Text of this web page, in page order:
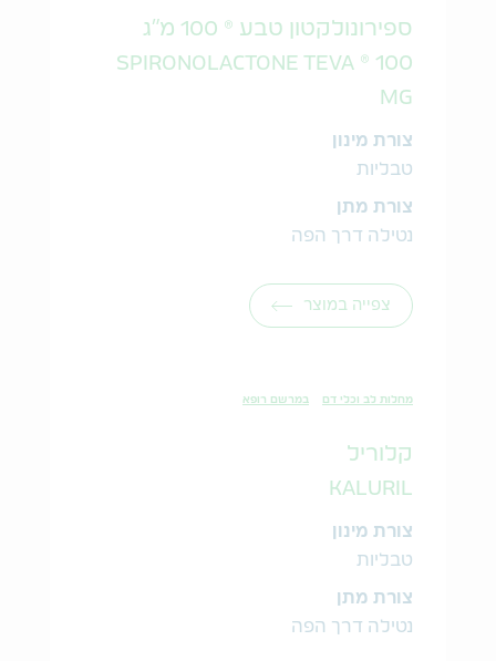
ספירונולקטון טבע ® 100 מ"ג
SPIRONOLACTONE TEVA ® 100
MG
צורת מינון
טבליות
צורת מתן
נטילה דרך הפה
צפייה במוצר
מחלות לב וכלי דם במרשם רופא
קלוריל
KALURIL
צורת מינון
טבליות
צורת מתן
נטילה דרך הפה